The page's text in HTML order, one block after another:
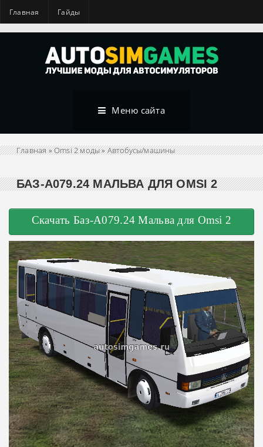
Главная Гайды
Меню сайта
Главная»Omsi 2 моды»Автобусы/машины
БАЗ-А079.24 МАЛЬВА ДЛЯ OMSI 2
Скачать Баз-А079.24 Мальва для Omsi 2